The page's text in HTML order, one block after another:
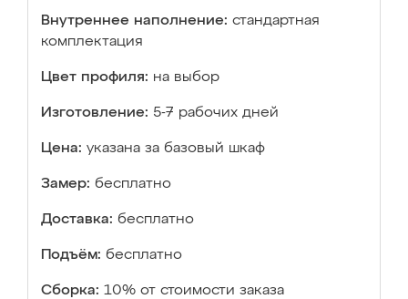
Внутреннее наполнение: стандартная
комплектация
Цвет профиля: на выбор
Изготовление: 5-7 рабочих дней
Цена: указана за базовый шкаф
Замер: бесплатно
Доставка: бесплатно
Подъём: бесплатно
Сборка: 10% от стоимости заказа